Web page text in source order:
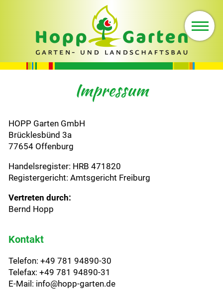
Impressum
HOPP Garten GmbH
Brücklesbünd 3a
77654 Offenburg
Handelsregister: HRB 471820
Registergericht: Amtsgericht Freiburg
Vertreten durch:
Bernd Hopp
Kontakt
Telefon: +49 781 94890-30
Telefax: +49 781 94890-31
E-Mail: info@hopp-garten.de
Aktuelles
Über uns
Gartenbau
Jobs und
Ausbildung